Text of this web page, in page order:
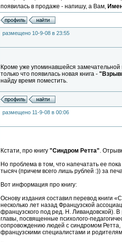
появилась в продаже - напишу, а Вам,
размещено 10-9-08 в 23:55
Кроме уже упоминавшейся замечательной
только что появилась новая книга -
найду время поместить.
размещено 11-9-08 в 00:06
Кстати, про книгу "Синдром Ретта".
Но проблема в том, что напечатать ее
тысяч (причем всего лишь рублей :)) за
Вот информация про книгу:
Основу издания составил перевод книги
несколько лет назад Французской
французского под ред. Н. Ливандовской).
главы, посвященные психолого-
сопровождению людей с синдромом
французскими специалистами и